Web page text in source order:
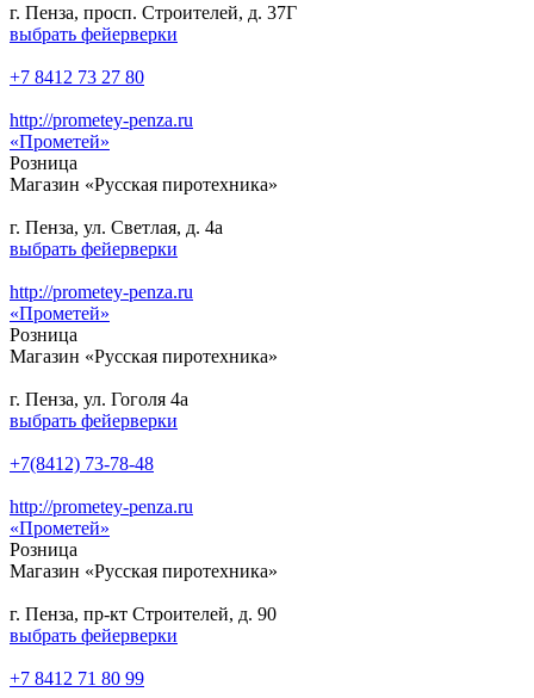
г. Пенза, просп. Строителей, д. 37Г
выбрать фейерверки
+7 8412 73 27 80
http://prometey-penza.ru
«Прометей»
Розница
Магазин «Русская пиротехника»
г. Пенза, ул. Светлая, д. 4а
выбрать фейерверки
http://prometey-penza.ru
«Прометей»
Розница
Магазин «Русская пиротехника»
г. Пенза, ул. Гоголя 4а
выбрать фейерверки
+7(8412) 73-78-48
http://prometey-penza.ru
«Прометей»
Розница
Магазин «Русская пиротехника»
г. Пенза, пр-кт Строителей, д. 90
выбрать фейерверки
+7 8412 71 80 99